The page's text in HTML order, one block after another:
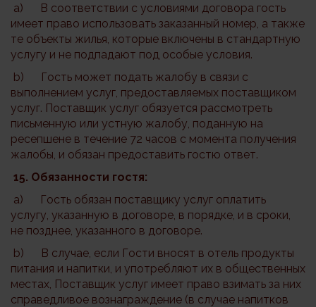
a) В соответствии с условиями договора гость
имеет право использовать заказанный номер, а также
те объекты жилья, которые включены в стандартную
услугу и не подпадают под особые условия.
b) Гость может подать жалобу в связи с
выполнением услуг, предоставляемых поставщиком
услуг. Поставщик услуг обязуется рассмотреть
письменную или устную жалобу, поданную на
ресепшене в течение 72 часов с момента получения
жалобы, и обязан предоставить гостю ответ.
15. Обязанности гостя:
a) Гость обязан поставщику услуг оплатить
услугу, указанную в договоре, в порядке, и в сроки,
не позднее, указанного в договоре.
b) В случае, если Гости вносят в отель продукты
питания и напитки, и употребляют их в общественных
местах, Поставщик услуг имеет право взимать за них
справедливое вознаграждение (в случае напитков